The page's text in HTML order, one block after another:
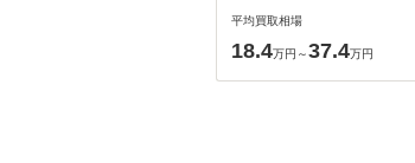
平均買取相場
18.4万円～37.4万円